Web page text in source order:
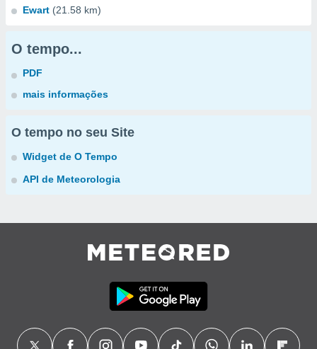
Ewart (21.58 km)
O tempo...
PDF
mais informações
O tempo no seu Site
Widget de O Tempo
API de Meteorologia